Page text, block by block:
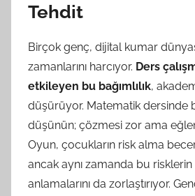
Tehdit
Birçok genç, dijital kumar
zamanlarını harcıyor. Ders
etkileyen bu bağımlılık,
düşürüyor. Matematik dersinde
düşünün; çözmesi zor ama
Oyun, çocukların risk alma
ancak aynı zamanda bu risklerin
anlamalarını da zorlaştırıyor.